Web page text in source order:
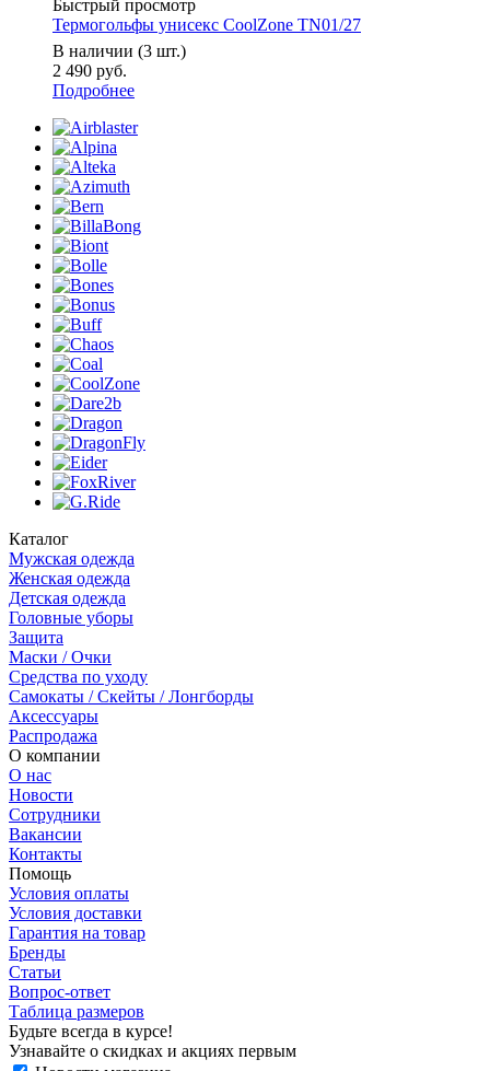
Быстрый просмотр
Термогольфы унисекс CoolZone TN01/27
В наличии (3 шт.)
2 490 руб.
Подробнее
Каталог
Мужская одежда
Женская одежда
Детская одежда
Головные уборы
Защита
Маски / Очки
Средства по уходу
Самокаты / Скейты / Лонгборды
Аксессуары
Распродажа
О компании
О нас
Новости
Сотрудники
Вакансии
Контакты
Помощь
Условия оплаты
Условия доставки
Гарантия на товар
Бренды
Статьи
Вопрос-ответ
Таблица размеров
Будьте всегда в курсе!
Узнавайте о скидках и акциях первым